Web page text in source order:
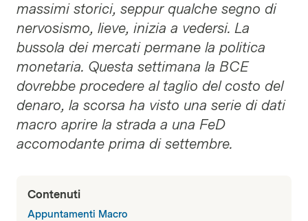
massimi storici, seppur qualche segno di
nervosismo, lieve, inizia a vedersi. La
bussola dei mercati permane la politica
monetaria. Questa settimana la BCE
dovrebbe procedere al taglio del costo del
denaro, la scorsa ha visto una serie di dati
macro aprire la strada a una FeD
accomodante prima di settembre.
Contenuti
Appuntamenti Macro